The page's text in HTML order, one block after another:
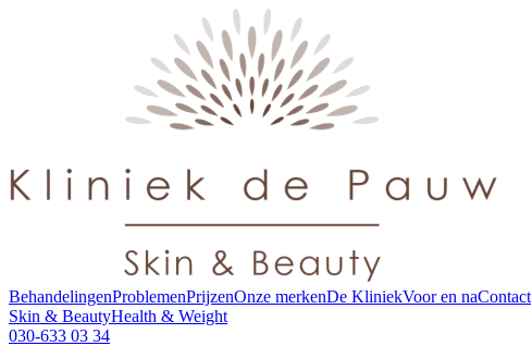
BehandelingenProblemenPrijzenOnze merkenDe KliniekVoor en naContact
Skin & BeautyHealth & Weight
030-633 03 34